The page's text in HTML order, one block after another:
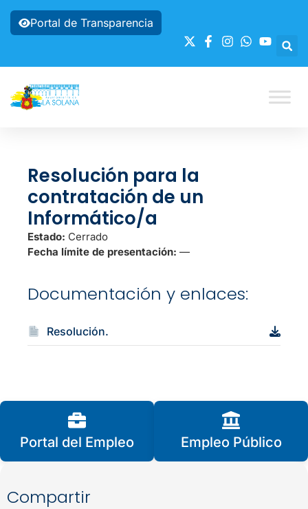
Portal de Transparencia
Resolución para la
contratación de un
Informático/a
Estado: Cerrado
Fecha límite de presentación: —
Documentación y enlaces:
Resolución.
Portal del Empleo Empleo Público
Compartir